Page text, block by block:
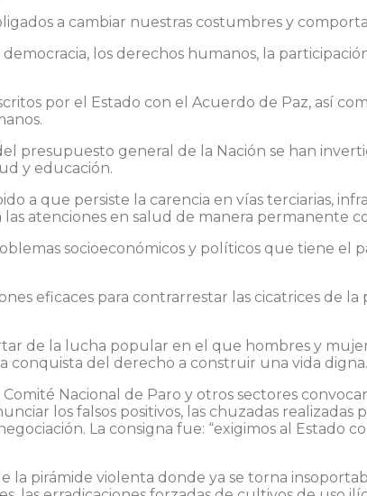
a cambiar nuestras costumbres y
los derechos humanos, la
por el Estado con el Acuerdo de Paz, así
presupuesto general de la Nación se han
y educación.
a que persiste la carencia en vías terciarias,
atenciones en salud de manera permanente
socioeconómicos y políticos que tiene el
eficaces para contrarrestar las cicatrices de la
de la lucha popular en el que hombres y
conquista del derecho a construir una vida digna.
Nacional de Paro y otros sectores
los falsos positivos, las chuzadas
La consigna fue: “exigimos al Estado
la pirámide violenta donde ya se torna